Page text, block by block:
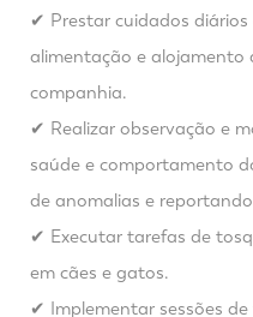
✔ Prestar cuidados diários
alimentação e alojamento
companhia.
✔ Realizar observação e
saúde e comportamento
de anomalias e
✔ Executar tarefas de
em cães e gatos.
✔ Implementar sessões